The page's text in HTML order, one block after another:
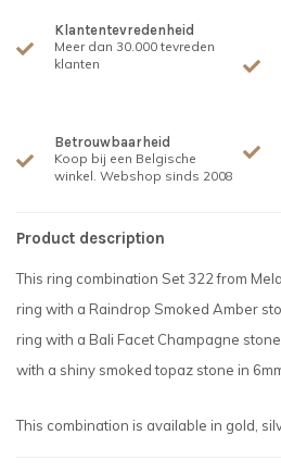
Klantentevredenheid
Meer dan 30.000 tevreden
klanten
Betrouwbaarheid
Koop bij een Belgische
winkel. Webshop sinds 2008
Product description
This ring combination Set 322 from
ring with a Raindrop Smoked Amber
ring with a Bali Facet Champagne
with a shiny smoked topaz stone in
This combination is available in gold,